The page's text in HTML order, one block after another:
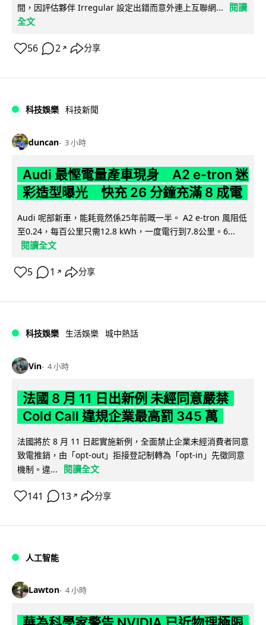
間，因評估夥伴 Irregular 設定出錯而意外連上互聯網...
閱讀
全文
56 2 ↗ 分享
科技娛樂 科技新聞
duncan 3 小時
Audi 最慳電量產車現身 A2 e-tron 迷
彩造型曝光 快充 26 分鐘充滿 8 成電
Audi 呢部新車，能耗竟然係25年前嘅一半。 A2 e-tron 風阻低
至0.24，每百公里只需12.8 kWh，一度電行到7.8公里。6...
閱讀全文
5 1 ↗ 分享
科技娛樂 生活娛樂 城中熱話
Vin 4 小時
法國 8 月 11 日出新例 未經同意嚴禁
Cold Call 違規企業最高罰 345 萬
法國將於 8 月 11 日起實施新例，全面禁止企業未經消費者同意
致電推銷，由「opt-out」拒接登記制轉為「opt-in」先徵同意
機制。違...
閱讀全文
141 13 ↗ 分享
人工智能
Lawton 4 小時